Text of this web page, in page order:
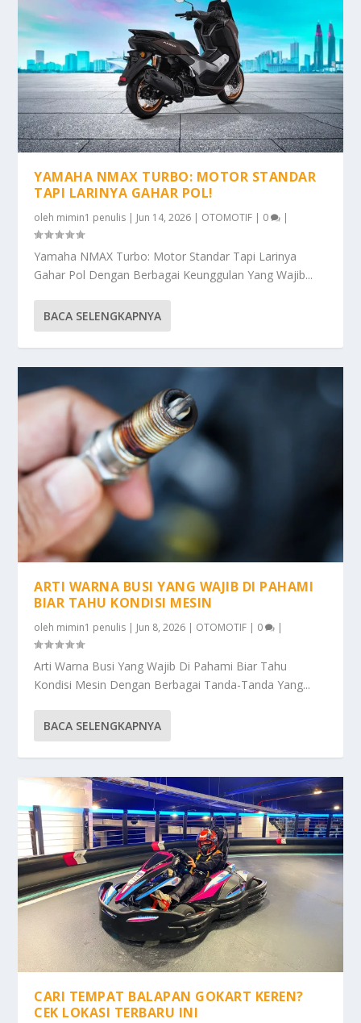
YAMAHA NMAX TURBO: MOTOR STANDAR
TAPI LARINYA GAHAR POL!
oleh mimin1 penulis Jun 14, 2026 OTOMOTIF 0
Yamaha NMAX Turbo: Motor Standar Tapi Larinya
Gahar Pol Dengan Berbagai Keunggulan Yang Wajib...
BACA SELENGKAPNYA
ARTI WARNA BUSI YANG WAJIB DI PAHAMI
BIAR TAHU KONDISI MESIN
oleh mimin1 penulis | Jun 8, 2026 | OTOMOTIF | 0 |
Arti Warna Busi Yang Wajib Di Pahami Biar Tahu
Kondisi Mesin Dengan Berbagai Tanda-Tanda Yang...
BACA SELENGKAPNYA
CARI TEMPAT BALAPAN GOKART KEREN?
CEK LOKASI TERBARU INI